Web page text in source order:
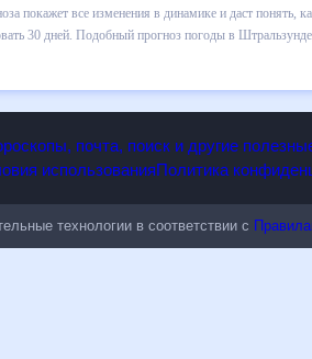
, выпадении осадков т.д. Хорошая
в ближайший месяц, к каким
Германия, на 30 дней будет
почта, поиск и другие
технологии в соответствии с